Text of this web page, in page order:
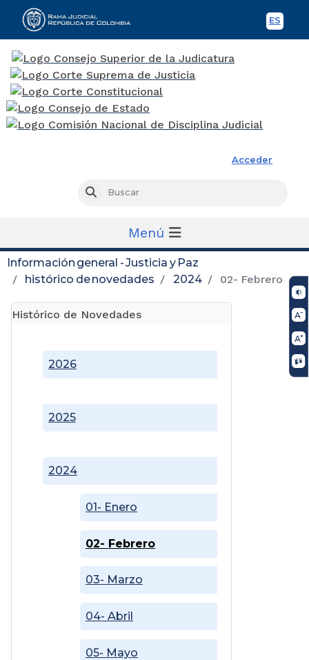
ES
Acceder
Buscar
Menú
Información general - Justicia y Paz
histórico de novedades
2024 02- Febrero
Histórico de Novedades
2024
01- Enero
02- Febrero
03- Marzo
04- Abril
05- Mayo
2025
2026